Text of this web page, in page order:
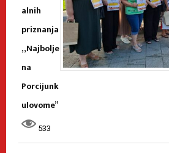
alnih
priznanja
„Najbolje
na
Porcijunk
ulovome”
533